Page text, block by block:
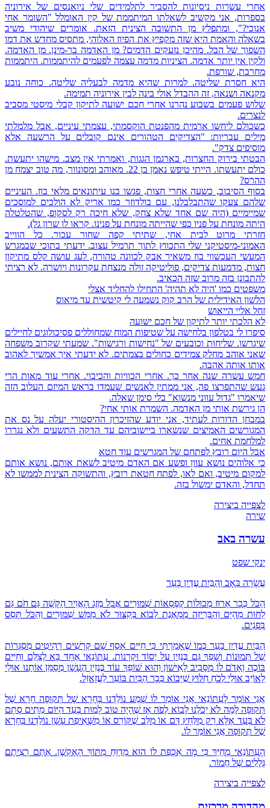
אחרי עשרות ניסיונות להסביר לתלמידים שלי ניואנסים של אירוניה
בספרות, אני מקשיב לשאלתו המיתממת של קין האומלל "השומר אחי
אנוכי?", ומתפלץ מן התשובה הצינית הזאת. אומרים שיהודי משיב
בשאלה והאמת היא שזה מקפיץ את הפיוז האלוהי, מתסיס מחדש את דמו
השפוך של הבל. מהיכן נזעקים הדמים? מן האדמה בר-מינן. מן האדמה.
ולקין אין יותר אדמה. הציניות מדמה עצמה לפעמים להיתממות. היתממות
מחרבת, שורפת.
היא חסרת שליטה. למרות שהיא מדמה לבעליה שליטה. כוחה נובע
מקנאה ושנאה, זה ההבדל אולי בינה לבין אירוניה תמימה.
שלוש פעמים בשבוע נהרנו אחרי חכם ישועה לתיקון קבלי מיסטי מסביב
לנצרים.
כשכולם ליחשו ארמית מהפנטת הוקסמתי, עצמתי עיניים, אבל מלמלתי
מילים עבריות: "הצדיקים הטהורים אינם קובלים על הרשעה אלא
מוסיפים צדק".
הבטתי בירוק החצרות, בארגמן הגגות, ואמרתי אין מצב. מישהו יתעשת.
כולם יתעשתו. הייתי טיפש נאמן בן 22. מאוהב ומסונוור, מה טוב יצמח מן
ההרס?
בסוף הסיבוב, כשעה אחרי חצות, פגשו בנו עיתונאים מלאי בוז. העיניים
שלהם צעקו שהתבלבלנו, עם בולדוזר כמו אריק לא הולכים למוסכים
שמיימיים (היה שם אחד שלא צחק, שלא חיכה רק לסקופ, שהטלטלה
היתה מונחת על פניו כפי שהייתה מונחת על פנינו. קראו לו שרון גל).
חזרתי מרוט לבית אחי, שתיתי קפה שחור עכור. כל הווייב
האמוני-מיסטיקני שלי התכווץ לתוך תרמיל עצוב. ידעתי בתוכי שבמגרש
המעשי העכשווי בוז משאיר אבק לכוונה טהורה, לעג עושה קלס מתיקון
חצות, מדמעות צדיקים, פוליטיקה זולה מנצחת עקרונות ויושרה. לא רציתי
להתבונן בזה מרוב שזה הכאיב.
משפטים כמו 'היה לא תהיה' התחילו להחליד אצלי
הלשון האידילית של הרב קוק נשמעה לי קיטשית עד מיאוס
זחל אליי הייאוש
לא הלכתי יותר לתיקון של חכם ישועה
סיפרו לי בטלפון בלחישה על שטיפות המוח שמחוללים פסיכולוגים לחיילים
שיגרשו. שליחוּת וכובעים של "נחישות ורגישות". שמעתי שקרוב משפחה
שאני אוהב מחלק צמידים כחולים בצמתים. לא ידעתי איך אמשיך לאהוב
אותו אותה אהבה.
חמש עשרה שנה אחר כך. אחרי הכוויות והכיבוי. אחרי עוד מאות הרי
געש שהתפרצו פה, אני ממתין לאנשים שעמדו בראש המיזם העלוב הזה
שיאמרו "גדול עווני מנשוא" בלי סימן שאלה.
הן גירשת אותי מן האדמה. השמרת אותי אחי?
במבחן הדורות לעתיד, אני יודע שהזיכרון ההיסטורי יעלה על נס את
המגורשים האמיצים שנשארו ביישוביהם עד הדקה התשעים ולא נגררו
למלחמת אחים.
אבל היום רובץ לפתחם של המגרשים עוד חטא
כי אלוהים נושא עוון ופשע אם האדם מיטיב לשאת אותם, נושא אותם
למקום מיטיב, ואם לאו, לפתח חטאת רובץ, והתשוקה הצינית לממשו לא
תחדל, והאדם ימשול בזה.
לצפייה ביצירה
שירה
עשרה באב
ינקי שפט
עֲשָׂרָה בְּאָב וְהַבַּיִת עֲדַיִן בָּעַר
הַכֹּל כְּבָר אָרוּז מְכוּלוֹת קֻפְסְאוֹת שִׁמּוּרִים אֲבָל מֶזֶג הָאֲוִיר הַקָּשֶׁה גַּם חֹם גַּם
לַחוּת מֵהַיָּם וְהַבְּרִיזָה מְמָאֶנֶת לָבוֹא בְּקִצּוּר לֹא מַמָּשׁ שִׁמּוּרִים וְהַכֹּל תָּסַס
בִּפְנִים.
הַבַּיִת עֲדַיִן בָּעַר כְּמוֹ שֶׁאָמַרְתִּי כִּי חַיִּים אָסַף שָׁם קְרָשִׁים רָהִיטִים מִסְגְּרוֹת
שֶׁל תְּמוּנוֹת וְשָׁפַךְ גַּם בֶּנְזִין עַל יְסוֹד וּקְרָנוֹת. עִתּוֹנַאי אֶחָד בָּא לְצַלֵּם וְחַיִּים
בּוֹכֶה וְאָדֹם לוֹ מִסָּבִיב לָאִישׁוֹן וְהוּא שׁוֹפֵךְ עוֹד בֶּנְזִין הֶעָשָׁן מְסַמֵּן אוֹתָנוּ אוּלַי
לָאוֹיֵב אוּלַי לְכֹחַ חִלּוּץ שֶׁיָּבוֹא כְּבָר הַבַּיִת בּוֹעֵר לַעֲזָאזֵל.
אֲנִי אוֹמֵר לָעִתּוֹנַאי אֲנִי אוֹמֵר לוֹ שְׁמַע נוֹלַדְנוּ בְּחָרָא שֶׁל תְּקוּפָה חָרָא שֶׁל
תְּקוּפָה לָמָּה לֹא יָכֹלְנוּ לָבוֹא לְפֹה אָז שֶׁהָיָה טוֹב לָמוּת בְּעַד הַיּוֹם מֵתִים סְתָם
לֹא בְּעַד אֶלָּא רַק מִלַּחַץ דָּם אוֹ מִלֵּב שֶׁקּוֹרֵס אוֹ מִשְּׁאִיפַת עָשָׁן נוֹלַדְנוּ בְּחָרָא
שֶׁל תְּקוּפָה אֲנִי אוֹמֵר לוֹ.
הָעִתּוֹנַאי מְחַיֵּךְ כִּי מָה אִכְפַּת לוֹ הוּא מְדַוֵּחַ מִתּוֹךְ הָאֶקְשֶׁן. אַתֶּם רְצִיתֶם
גְּלָלִים שֶׁל חֲמוֹר.
לצפייה ביצירה